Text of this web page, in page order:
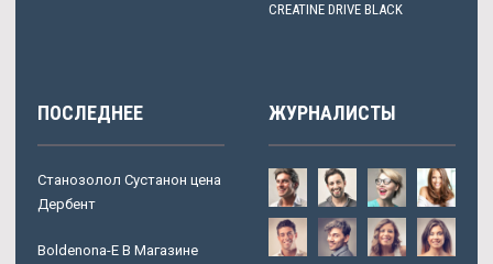
CREATINE DRIVE BLACK
ПОСЛЕДНЕЕ
Станозолол Сустанон цена
Дербент
Boldenona-E В Магазине
ЖУРНАЛИСТЫ